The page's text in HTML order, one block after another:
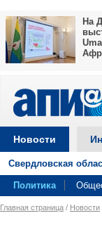
На
Новости
Свердловская
Политика
Главная страница / Новости